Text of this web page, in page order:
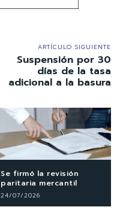
ARTÍCULO SIGUIENTE
Suspensión por 30
días de la tasa
adicional a la basura
Se firmó la revisión
paritaria mercantil
24/07/2026